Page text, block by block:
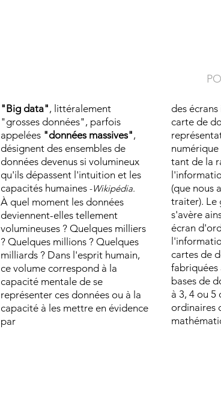
"Big data", littéralement
"grosses données", parfois
appelées "données massives",
désignent des ensembles de
données devenus si volumineux
qu'ils dépassent l'intuition et les
capacités humaines -Wikipédia.
À quel moment les données
deviennent-elles tellement
volumineuses ? Quelques milliers
? Quelques millions ? Quelques
milliards ? Dans l'esprit humain,
ce volume correspond à la
capacité mentale de se
représenter ces données ou à la
capacité à les mettre en évidence
par
des
carte de
tant de la
(que nous
traiter). Le
s'avère
écran
cartes de
bases de
à 3, 4 ou 5
ordinaires